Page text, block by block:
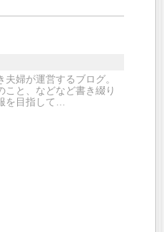
夫婦が運営するブログ。
こと、などなど書き綴り
を目指して…